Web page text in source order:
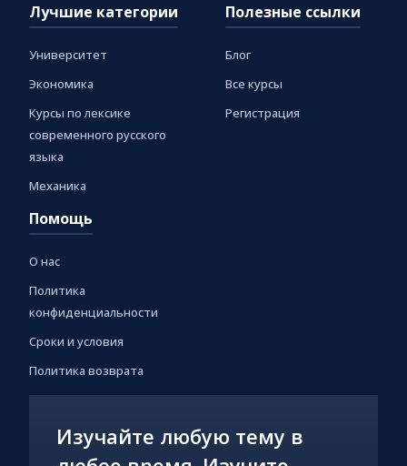
Лучшие категории
Университет
Экономика
Курсы по лексике
современного русского
языка
Механика
Полезные ссылки
Блог
Все курсы
Регистрация
Помощь
О нас
Политика
конфиденциальности
Сроки и условия
Политика возврата
Изучайте любую тему в